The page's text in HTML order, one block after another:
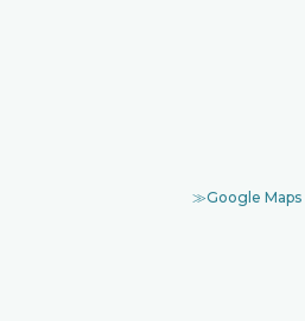
≫Google Maps